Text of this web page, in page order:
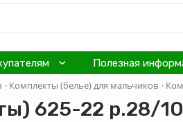
Полезная
· Комплекты (белье) для мальчиков ·
625-22 р.28/